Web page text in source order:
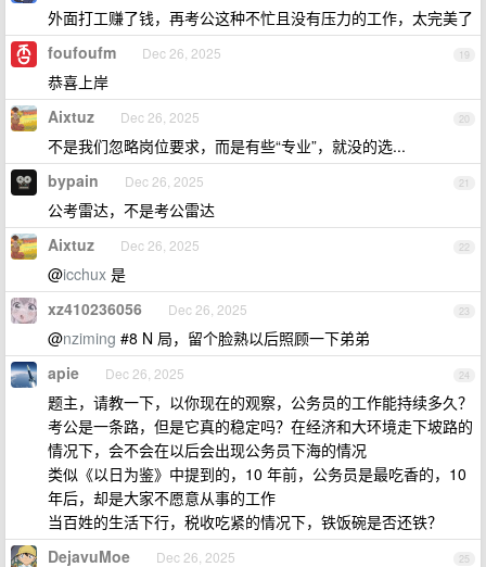
外面打工赚了钱，再考公这种不忙且没有压力的工作，太完美了
19
foufoufm Dec 26, 2025
恭喜上岸
20
Aixtuz Dec 26, 2025
不是我们忽略岗位要求，而是有些“专业”，就没的选...
21
bypain Dec 26, 2025
公考雷达，不是考公雷达
22
Aixtuz Dec 26, 2025
@icchux 是
23
xz410236056 Dec 26, 2025
@nziming #8 N 局，留个脸熟以后照顾一下弟弟
24
apie Dec 26, 2025
题主，请教一下，以你现在的观察，公务员的工作能持续多久？
考公是一条路，但是它真的稳定吗？在经济和大环境走下坡路的
情况下，会不会在以后会出现公务员下海的情况
类似《以日为鉴》中提到的，10 年前，公务员是最吃香的，10
年后，却是大家不愿意从事的工作
当百姓的生活下行，税收吃紧的情况下，铁饭碗是否还铁？
25
DejavuMoe Dec 26, 2025